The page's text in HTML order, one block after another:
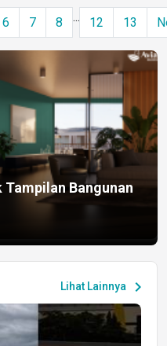
6 7 8 ... 12 13
Tampilan Bangunan
Lihat Lainnya chevron_right